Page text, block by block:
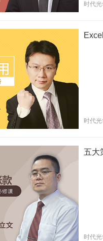
时代
时代
五大
时代